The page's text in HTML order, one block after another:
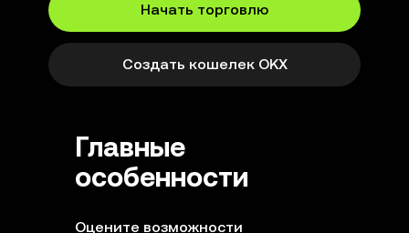
Начать торговлю
Создать кошелек OKX
Главные
особенности
Оцените возможности